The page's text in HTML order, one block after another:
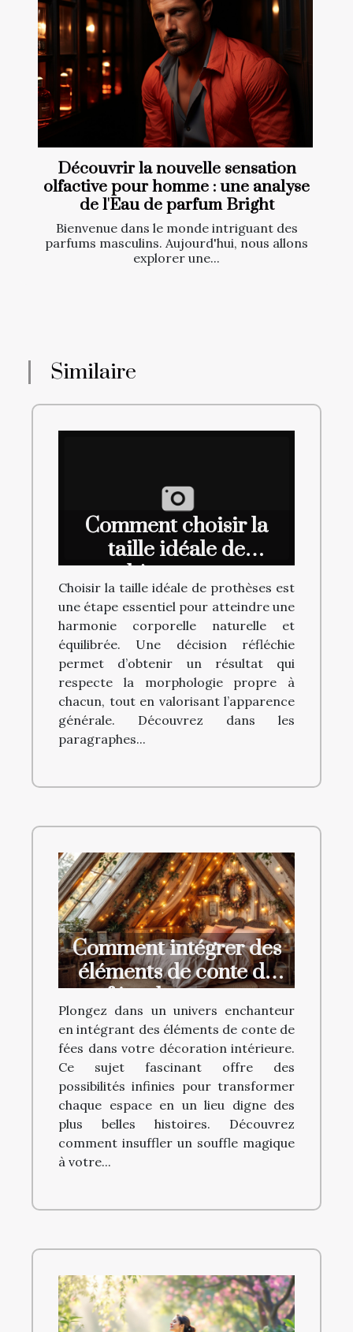
Découvrir la nouvelle sensation
olfactive pour homme : une analyse
de l'Eau de parfum Bright
Bienvenue dans le monde intriguant des
parfums masculins. Aujourd'hui, nous allons
explorer une...
Similaire
Comment choisir la
taille idéale de
prothèses pour une
harmonie corporelle ?
Choisir la taille idéale de prothèses est
une étape essentiel pour atteindre une
harmonie corporelle naturelle et
équilibrée. Une décision réfléchie
permet d’obtenir un résultat qui
respecte la morphologie propre à
chacun, tout en valorisant l’apparence
générale. Découvrez dans les
paragraphes...
Comment intégrer des
éléments de conte de
fées dans votre
décoration intérieure ?
Plongez dans un univers enchanteur
en intégrant des éléments de conte de
fées dans votre décoration intérieure.
Ce sujet fascinant offre des
possibilités infinies pour transformer
chaque espace en un lieu digne des
plus belles histoires. Découvrez
comment insuffler un souffle magique
à votre...